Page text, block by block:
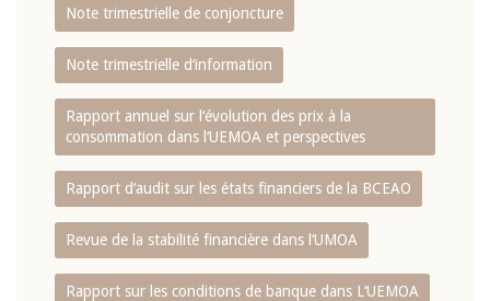
Note trimestrielle de conjoncture
Note trimestrielle d‘information
Rapport annuel sur l‘évolution des prix à la
consommation dans l‘UEMOA et perspectives
Rapport d‘audit sur les états financiers de la BCEAO
Revue de la stabilité financière dans l‘UMOA
Rapport sur les conditions de banque dans L‘UEMOA